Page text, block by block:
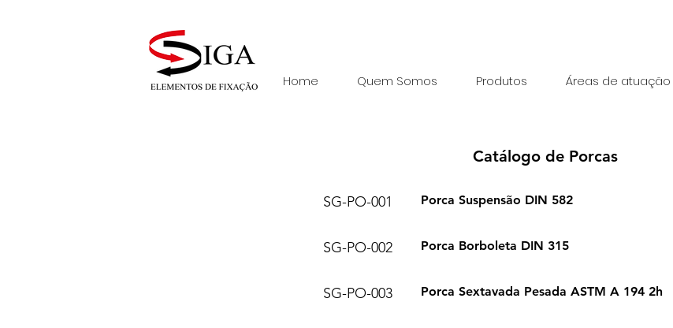
Home Quem Somos Produtos Áreas de atuação
Catálogo de Porcas
Porca Suspensão DIN 582
SG-PO-001
Porca Borboleta DIN 315
SG-PO-002
Porca Sextavada Pesada ASTM A 194 2h
SG-PO-003